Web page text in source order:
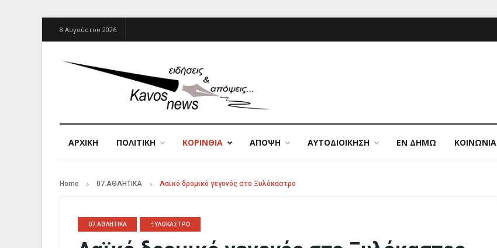
8 Αυγούστου 2026
ΑΡΧΙΚΉ ΠΟΛΙΤΙΚΗ ΚΟΡΙΝΘΙΑ ΑΠΟΨΗ ΑΥΤΟΔΙΟΙΚΗΣΗ ΕΝ ΔΗΜΩ ΚΟΙΝΩΝΙΑ
Home 07.ΑΘΛΗΤΙΚΑ Λαϊκό δρομικό γεγονός στο Ξυλόκαστρο
07.ΑΘΛΗΤΙΚΑ ΞΥΛΟΚΑΣΤΡΟ